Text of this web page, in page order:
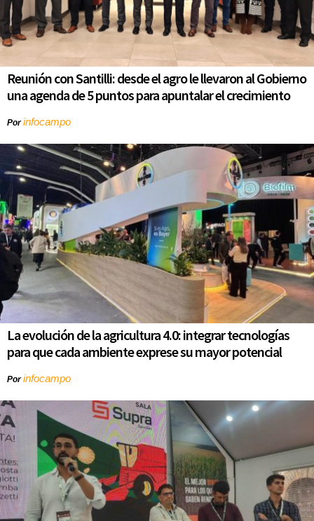
Reunión con Santilli: desde el agro le llevaron al Gobierno
una agenda de 5 puntos para apuntalar el crecimiento
Porinfocampo
La evolución de la agricultura 4.0: integrar tecnologías
para que cada ambiente exprese su mayor potencial
Porinfocampo